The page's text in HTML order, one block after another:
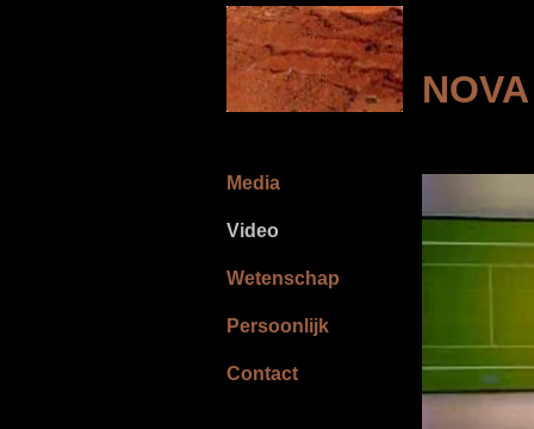
NOVA
Media
Video
Wetenschap
Persoonlijk
Contact